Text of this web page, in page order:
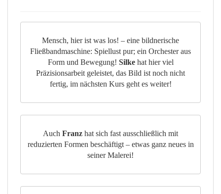
Mensch, hier ist was los! – eine bildnerische
Fließbandmaschine: Spiellust pur; ein Orchester aus
Form und Bewegung! Silkehat hier viel
Präzisionsarbeit geleistet, das Bild ist noch nicht
fertig, im nächsten Kurs geht es weiter!
Auch Franz hat sich fast ausschließlich mit
reduzierten Formen beschäftigt – etwas ganz neues in
seiner Malerei!